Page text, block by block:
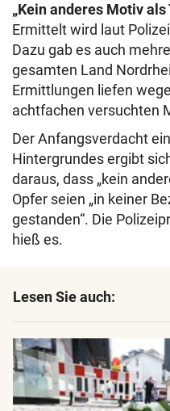
„Kein anderes Motiv als
Ermittelt wird laut
Dazu gab es auch
gesamten Land
Ermittlungen liefen
achtfachen versuchten
Der Anfangsverdacht
Hintergrundes ergibt
daraus, dass „kein
Opfer seien „in keiner
gestanden“. Die
hieß es.
Lesen Sie auch: